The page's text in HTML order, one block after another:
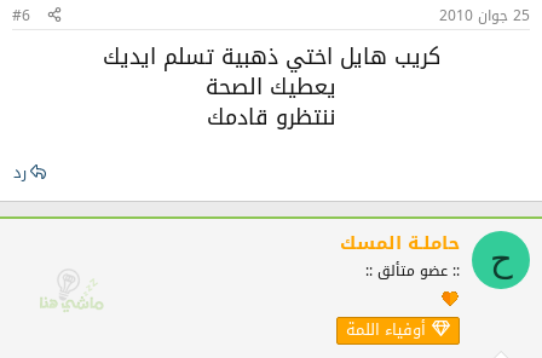
25 جوان 2010 #6
كريب هايل اختي ذهبية تسلم ايديك
يعطيك الصحة
ننتظرو قادمك
رد
ح حاملـة المسك
:: عضو متألق ::
أوفياء اللمة